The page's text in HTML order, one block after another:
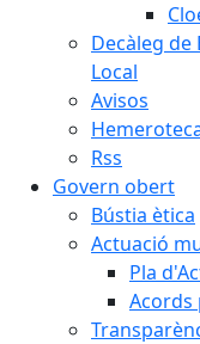
Decàleg de
Local
Avisos
Rss
Govern obert
Bústia ètica
Actuació
Pla
Acords